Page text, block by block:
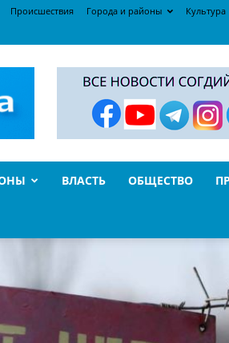
Происшествия Города и районы Культура
ВЛАСТЬ ОБЩЕСТВО